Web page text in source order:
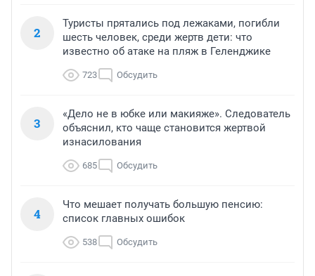
2
Туристы прятались под лежаками, погибли
шесть человек, среди жертв дети: что
известно об атаке на пляж в Геленджике
723 Обсудить
3
«Дело не в юбке или макияже». Следователь
объяснил, кто чаще становится жертвой
изнасилования
685 Обсудить
4
Что мешает получать большую пенсию:
список главных ошибок
538 Обсудить